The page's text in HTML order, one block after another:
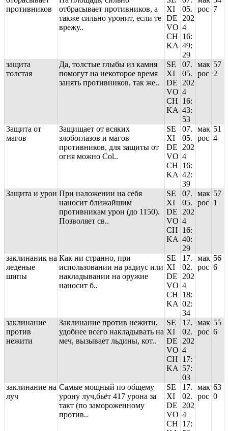
противников
отбрасывает противников, а
также сильно уронит, если те
врежу..
XI
DE
VO
CH
KA
05.
202
4
16:
49:
29
рос 7
защита
толстая
Да, толстые глыбы из камня
помогут на некоторое время
занять противников, так же..
SE
XI
DE
VO
CH
KA
07.
05.
202
4
16:
43:
53
мак
рос
57
2
Защита от
магов
Защищает от всяких
злобоглазов и магов
противников, для защиты от
огня можно Col..
SE
XI
DE
VO
CH
KA
07.
05.
202
4
16:
42:
39
мак
рос
51
4
Защита и урон При наложении на себя
наносит ближайшим
противникам урон (до 1150).
Позволяет св..
SE
XI
DE
VO
CH
KA
07.
05.
202
4
16:
40:
29
мак
рос
57
1
заклинаник на
леденые
шипы
Как ни странно, при
использовании на радиус или
накладывании на оружие
наносит б..
SE
XI
DE
VO
CH
KA
17.
02.
202
4
18:
02:
34
мак
рос
56
6
заклинание
против
нежити
Заклинание против нежити,
удобнее всего накладывать на
меч, вызывает льдины, кот..
SE
XI
DE
VO
CH
KA
17.
02.
202
4
17:
57:
03
мак
рос
55
6
заклинание на
луч
Самые мощный по общему
урону луч,бьёт 417 урона за
такт (по замороженному
против..
SE
XI
DE
VO
CH
17.
02.
202
4
17:
мак
рос
63
0